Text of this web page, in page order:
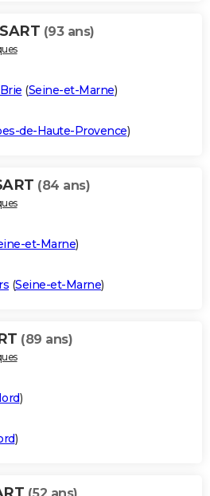
(93 ans)
(Seine-et-Marne)
de-Haute-Provence)
(84 ans)
et-Marne)
(Seine-et-Marne)
(89 ans)
)
)